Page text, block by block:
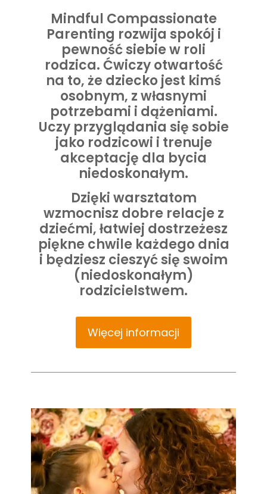
Mindful Compassionate
Parenting rozwija spokój i
pewność siebie w roli
rodzica. Ćwiczy otwartość
na to, że dziecko jest kimś
osobnym, z własnymi
potrzebami i dążeniami.
Uczy przyglądania się sobie
jako rodzicowi i trenuje
akceptację dla bycia
niedoskonałym.
Dzięki warsztatom
wzmocnisz dobre relacje z
dziećmi, łatwiej dostrzeżesz
piękne chwile każdego dnia
i będziesz cieszyć się swoim
(niedoskonałym)
rodzicielstwem.
Więcej informacji